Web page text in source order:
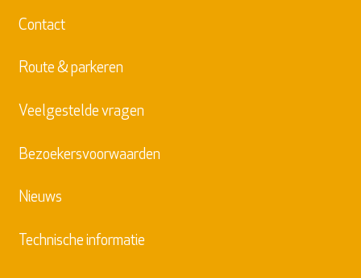
Contact
Route & parkeren
Veelgestelde vragen
Bezoekersvoorwaarden
Nieuws
Technische informatie